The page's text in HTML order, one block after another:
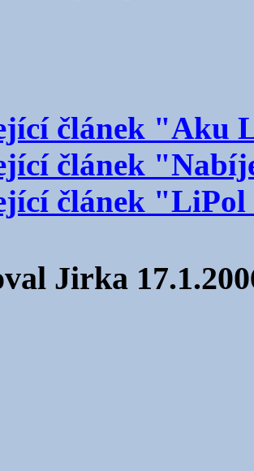
článek "Aku
článek
článek
Jirka